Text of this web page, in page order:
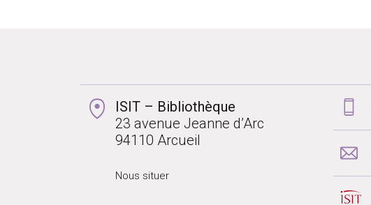
ISIT – Bibliothèque
23 avenue Jeanne d’Arc
94110 Arcueil
Nous situer